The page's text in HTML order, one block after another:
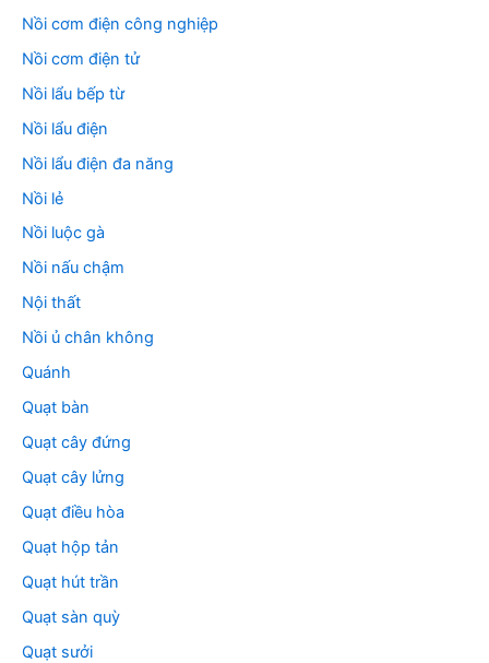
Nồi cơm điện công nghiệp
Nồi cơm điện tử
Nồi lẩu bếp từ
Nồi lẩu điện
Nồi lẩu điện đa năng
Nồi lẻ
Nồi luộc gà
Nồi nấu chậm
Nội thất
Nồi ủ chân không
Quánh
Quạt bàn
Quạt cây đứng
Quạt cây lửng
Quạt điều hòa
Quạt hộp tản
Quạt hút trần
Quạt sàn quỳ
Quạt sưởi